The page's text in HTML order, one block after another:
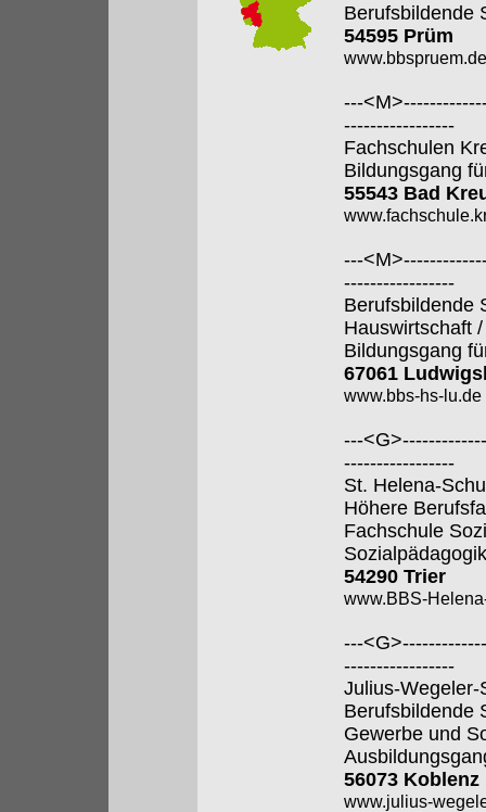
Berufsbildende
54595 Prüm
www.bbspruem.de
---
-----------------
Fachschulen
Bildungsgang
55543 Bad
---
-----------------
Berufsbildende
Hauswirtschaft
Bildungsgang
67061
www.bbs-hs-lu.de
---
-----------------
St. Helena-
Höhere
Fachschule
54290 Trier
www.BBS-
---
-----------------
Julius-Wegeler-
Berufsbildende
Gewerbe und
56073 Koblenz
www.julius-